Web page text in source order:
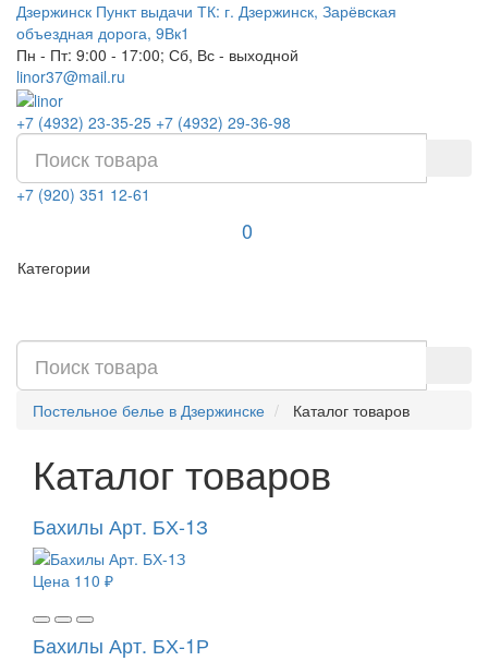
Дзержинск Пункт выдачи ТК: г. Дзержинск, Зарёвская
объездная дорога, 9Вк1
Пн - Пт: 9:00 - 17:00; Сб, Вс - выходной
linor37@mail.ru
+7 (4932) 23-35-25 +7 (4932) 29-36-98
+7 (920) 351 12-61
0
Категории
Постельное белье в Дзержинске Каталог товаров
Каталог товаров
Бахилы Арт. БХ-1З
Цена 110 ₽
Бахилы Арт. БХ-1Р